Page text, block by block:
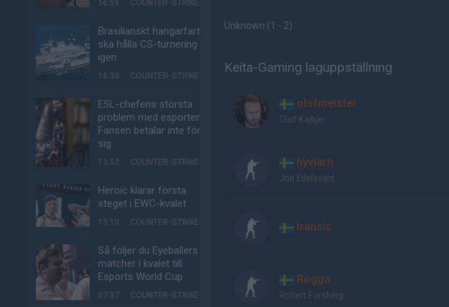
16:59 COUNTER-STRIKE
Brasilianskt hangarfartyg
ska hålla CS-turnering –
igen
16:30 COUNTER-STRIKE
ESL-chefens största
problem med esporten:
Fansen betalar inte för
sig
13:52 COUNTER-STRIKE
Heroic klarar första
steget i EWC-kvalet
13:10 COUNTER-STRIKE
Så följer du Eyeballers
matcher i kvalet till
Esports World Cup
07:37 COUNTER-STRIKE
Unknown (1 - 2)
Keita-Gaming laguppställning
olofmeister
Olof Kajbjer
hyvlarn
Jon Edelsvärd
transis
Rogga
Robert Forsberg